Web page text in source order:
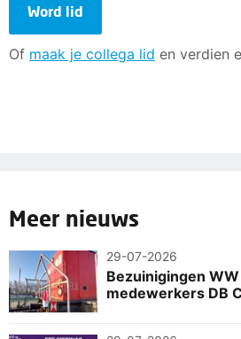
Word lid
Of maak je collega lid en verdien
Meer nieuws
29-07-2026
Bezuinigingen
medewerkers DB